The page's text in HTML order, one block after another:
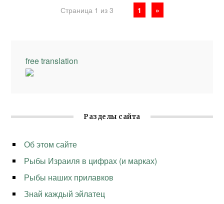
Страница 1 из 3 1 »
free translation
Разделы сайта
Об этом сайте
Рыбы Израиля в цифрах (и марках)
Рыбы наших прилавков
Знай каждый эйлатец